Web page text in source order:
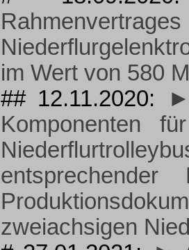
im Wert von 580
## 12.11.2020:
Komponenten
entsprechender
zweiachsigen